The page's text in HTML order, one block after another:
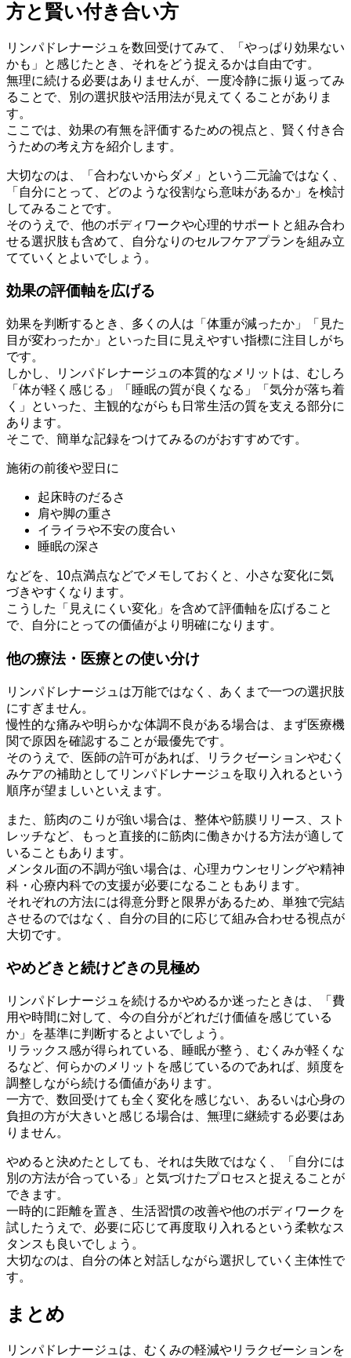
方と賢い付き合い方
リンパドレナージュを数回受けてみて、「やっぱり効果ない
かも」と感じたとき、それをどう捉えるかは自由です。
無理に続ける必要はありませんが、一度冷静に振り返ってみ
ることで、別の選択肢や活用法が見えてくることがありま
す。
ここでは、効果の有無を評価するための視点と、賢く付き合
うための考え方を紹介します。
大切なのは、「合わないからダメ」という二元論ではなく、
「自分にとって、どのような役割なら意味があるか」を検討
してみることです。
そのうえで、他のボディワークや心理的サポートと組み合わ
せる選択肢も含めて、自分なりのセルフケアプランを組み立
てていくとよいでしょう。
効果の評価軸を広げる
効果を判断するとき、多くの人は「体重が減ったか」「見た
目が変わったか」といった目に見えやすい指標に注目しがち
です。
しかし、リンパドレナージュの本質的なメリットは、むしろ
「体が軽く感じる」「睡眠の質が良くなる」「気分が落ち着
く」といった、主観的ながらも日常生活の質を支える部分に
あります。
そこで、簡単な記録をつけてみるのがおすすめです。
施術の前後や翌日に
起床時のだるさ
肩や脚の重さ
イライラや不安の度合い
睡眠の深さ
などを、10点満点などでメモしておくと、小さな変化に気
づきやすくなります。
こうした「見えにくい変化」を含めて評価軸を広げること
で、自分にとっての価値がより明確になります。
他の療法・医療との使い分け
リンパドレナージュは万能ではなく、あくまで一つの選択肢
にすぎません。
慢性的な痛みや明らかな体調不良がある場合は、まず医療機
関で原因を確認することが最優先です。
そのうえで、医師の許可があれば、リラクゼーションやむく
みケアの補助としてリンパドレナージュを取り入れるという
順序が望ましいといえます。
また、筋肉のこりが強い場合は、整体や筋膜リリース、スト
レッチなど、もっと直接的に筋肉に働きかける方法が適して
いることもあります。
メンタル面の不調が強い場合は、心理カウンセリングや精神
科・心療内科での支援が必要になることもあります。
それぞれの方法には得意分野と限界があるため、単独で完結
させるのではなく、自分の目的に応じて組み合わせる視点が
大切です。
やめどきと続けどきの見極め
リンパドレナージュを続けるかやめるか迷ったときは、「費
用や時間に対して、今の自分がどれだけ価値を感じている
か」を基準に判断するとよいでしょう。
リラックス感が得られている、睡眠が整う、むくみが軽くな
るなど、何らかのメリットを感じているのであれば、頻度を
調整しながら続ける価値があります。
一方で、数回受けても全く変化を感じない、あるいは心身の
負担の方が大きいと感じる場合は、無理に継続する必要はあ
りません。
やめると決めたとしても、それは失敗ではなく、「自分には
別の方法が合っている」と気づけたプロセスと捉えることが
できます。
一時的に距離を置き、生活習慣の改善や他のボディワークを
試したうえで、必要に応じて再度取り入れるという柔軟なス
タンスも良いでしょう。
大切なのは、自分の体と対話しながら選択していく主体性で
す。
まとめ
リンパドレナージュは、むくみの軽減やリラクゼーションを